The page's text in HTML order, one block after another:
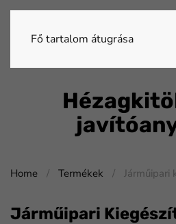
Fő tartalom átugrása
Home Termékek Járműipari
Járműipari